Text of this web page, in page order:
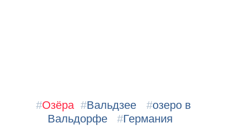
#Озёра #Вальдзее #озеро в
Вальдорфе
#Германия